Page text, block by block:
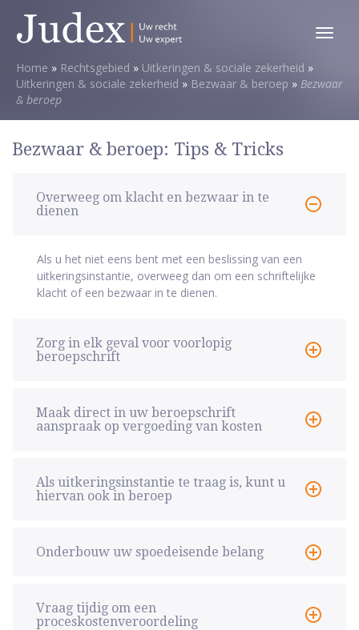
Toggle
Home » Rechtsgebied » Uitkeringen & sociale zekerheid »
Uitkeringen & sociale zekerheid » Bezwaar & beroep » Bezwaar
& beroep
Bezwaar & beroep: Tips & Tricks
Overweeg om klacht en bezwaar in te
dienen
Als u het niet eens bent met een beslissing van een
uitkeringsinstantie, overweeg dan om een schriftelijke
klacht of een bezwaar in te dienen.
Zorg in elk geval voor voorlopig
beroepschrift
Maak direct in uw beroepschrift
aanspraak op vergoeding van kosten
Als uitkeringsinstantie te traag is, kunt u
hiervan ook in beroep
Onderbouw uw spoedeisende belang
Vraag tijdig om een
proceskostenveroordeling